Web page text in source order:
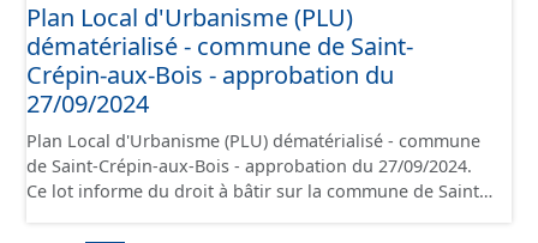
administratives, le rapport de présentation, le PADD, le
règlement (à l'exception des plans de zonages), les
annexes, les orientations d'aménagement et les données
géographiques. Malgré l'attention portée à la création
de ces données, il est rappelé que seuls les documents
papier font foi et sont opposables d'un point de vue
juridique.
Plan Local d'Urbanisme (PLU)
dématérialisé - commune de Saint-
Crépin-aux-Bois - approbation du
27/09/2024
Plan Local d'Urbanisme (PLU) dématérialisé - commune
de Saint-Crépin-aux-Bois - approbation du 27/09/2024.
Ce lot informe du droit à bâtir sur la commune de Saint-